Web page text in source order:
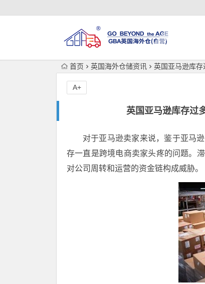
首页 英国海外仓储资讯 英国亚马逊库
英国亚马逊库存过
A+
对于亚马逊卖家来说，鉴于亚马
存一直是跨境电商卖家头疼的问题。
对公司周转和运营的资金链构成威胁。